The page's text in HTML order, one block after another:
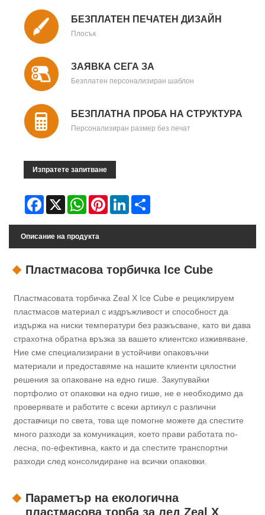
БЕЗПЛАТЕН ПЕЧАТЕН ДИЗАЙН
Плосък
ЗАЯВКА СЕГА ЗА
Безплатен персонализиран шаблон
БЕЗПЛАТНА ПРОБА НА СТРУКТУРА
Персонализиран размер без печат
Изпратете запитване
Facebook
X WhatsAppPinterestLinkedIn
Описание на продукта
Пластмасова торбичка Ice Cube
Пластмасовата торбичка Zeal X Ice Cube е рециклируем
пластмасов материал с издръжливост и способност да
издържа на ниски температури без разкъсване, като ви дава
страхотна обратна връзка за вашето клиентско изживяване.
Ние сме специализирани в устойчиви опаковъчни
материали и предоставяме на нашите клиенти цялостни
решения за опаковане на едно гише. Закупувайки
портфолио от опаковки на едно гише, не е необходимо да
проверявате и работите с всеки артикул с различни
доставчици по света, това ще помогне можете да спестите
много разходи за комуникация, което прави работата по-
лесна, по-ефективна, както и да спестите транспортни
разходи след консолидиране на всички опаковки.
Параметър на екологична
пластмасова торба за лед Zeal X